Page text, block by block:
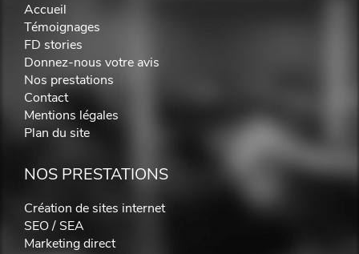
Accueil
Témoignages
FD stories
Donnez-nous votre avis
Nos prestations
Contact
Mentions légales
Plan du site
NOS PRESTATIONS
Création de sites internet
SEO / SEA
Marketing direct